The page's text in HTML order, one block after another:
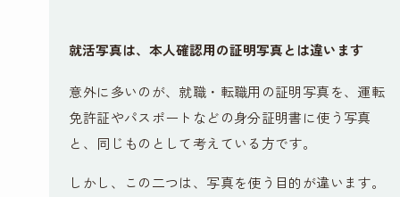
就活写真は、本人確認用の証明写真とは違います
意外に多いのが、就職・転職用の証明写真を、運転
免許証やパスポートなどの身分証明書に使う写真
と、同じものとして考えている方です。
しかし、この二つは、写真を使う目的が違います。